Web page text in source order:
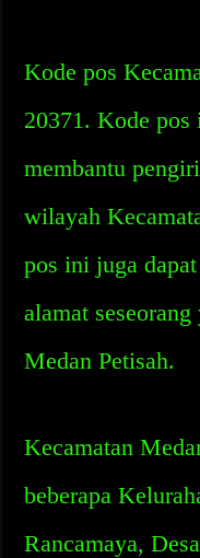
Kode pos
20371. Kode
membantu
wilayah
pos ini juga
alamat
Medan Petisah.
Kecamatan
beberapa
Rancamaya,